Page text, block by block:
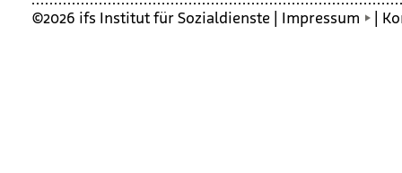
©2026 ifs Institut für Sozialdienste | Impressum